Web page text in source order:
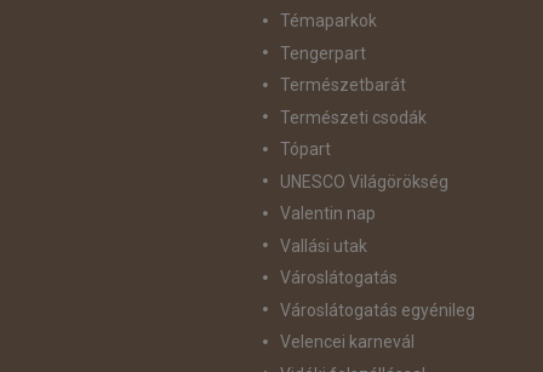
Témaparkok
Tengerpart
Természetbarát
Természeti csodák
Tópart
UNESCO Világörökség
Valentin nap
Vallási utak
Városlátogatás
Városlátogatás egyénileg
Velencei karnevál